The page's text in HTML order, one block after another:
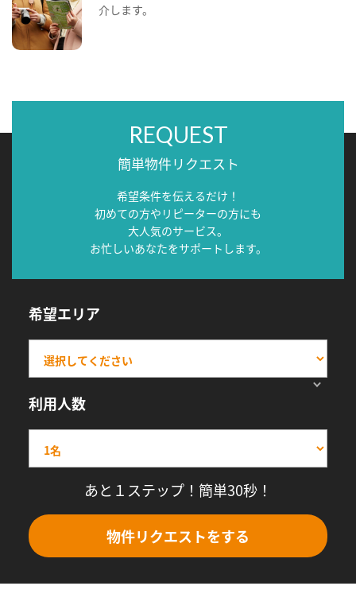
介します。
REQUEST
簡単物件リクエスト
希望条件を伝えるだけ！
初めての方やリピーターの方にも
大人気のサービス。
お忙しいあなたをサポートします。
希望エリア
利用人数
あと１ステップ！簡単30秒！
物件リクエストをする